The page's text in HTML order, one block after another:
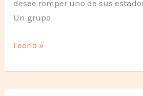
desee romper uno de sus
Un grupo
Los
de
Bolivia
Leerlo »